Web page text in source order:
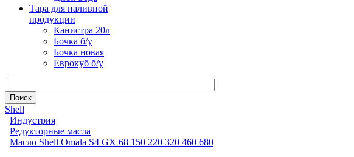
Тара для наливной
продукции
Канистра 20л
Бочка б/у
Бочка новая
Еврокуб б/у
Shell
Индустрия
Редукторные масла
Масло Shell Omala S4 GX 68 150 220 320 460 680